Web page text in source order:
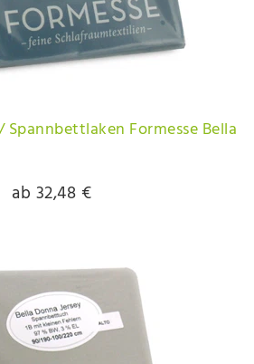
Formesse Bella
ab 32,48 €